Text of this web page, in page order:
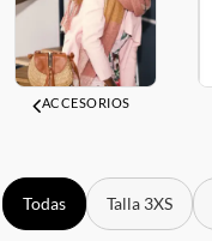
ACCESORIOS
Todas Talla 3XS